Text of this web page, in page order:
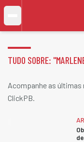
TUDO SOBRE: "
Acompanhe as últimas
ClickPB.